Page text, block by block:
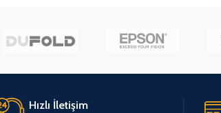
Hızlı İletişim